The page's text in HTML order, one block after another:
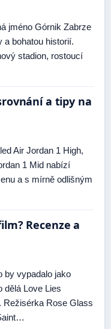
jméno Górnik Zabrze
bohatou historií.
stadion, rostoucí
a tipy na
Air Jordan 1 High,
1 Mid nabízí
a s mírně odlišným
Recenze a
by vypadalo jako
Love Lies
Režisérka Rose Glass